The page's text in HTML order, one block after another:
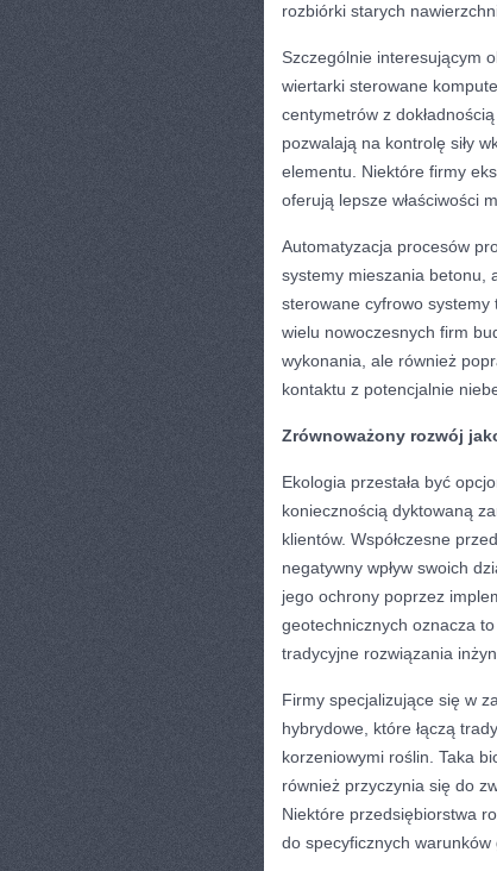
rozbiórki starych
Szczególnie interesującym
wiertarki sterowane
centymetrów z
pozwalają na kontrolę siły
elementu. Niektóre firmy
oferują lepsze właściwości
Automatyzacja procesów
systemy mieszania betonu,
sterowane cyfrowo systemy
wielu nowoczesnych firm
wykonania, ale również
kontaktu z potencjalnie
Zrównoważony rozwój
Ekologia przestała być
koniecznością dyktowaną
klientów. Współczesne
negatywny wpływ swoich
jego ochrony poprzez
geotechnicznych oznacza
tradycyjne rozwiązania
Firmy specjalizujące się w
hybrydowe, które łączą
korzeniowymi roślin. Taka
również przyczynia się do
Niektóre przedsiębiorstwa
do specyficznych